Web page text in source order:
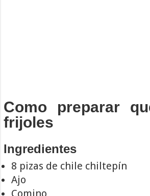
Como preparar
frijoles
Ingredientes
8 pizas de chile chiltepín
Ajo
Comino